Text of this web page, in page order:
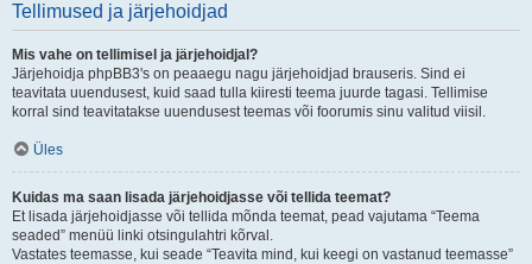
Tellimused ja järjehoidjad
Mis vahe on tellimisel ja järjehoidjal?
Järjehoidja phpBB3's on peaaegu nagu järjehoidjad brauseris. Sind ei
teavitata uuendusest, kuid saad tulla kiiresti teema juurde tagasi. Tellimise
korral sind teavitatakse uuendusest teemas või foorumis sinu valitud viisil.
Üles
Kuidas ma saan lisada järjehoidjasse või tellida teemat?
Et lisada järjehoidjasse või tellida mõnda teemat, pead vajutama “Teema
seaded” menüü linki otsingulahtri kõrval.
Vastates teemasse, kui seade “Teavita mind, kui keegi on vastanud teemasse”